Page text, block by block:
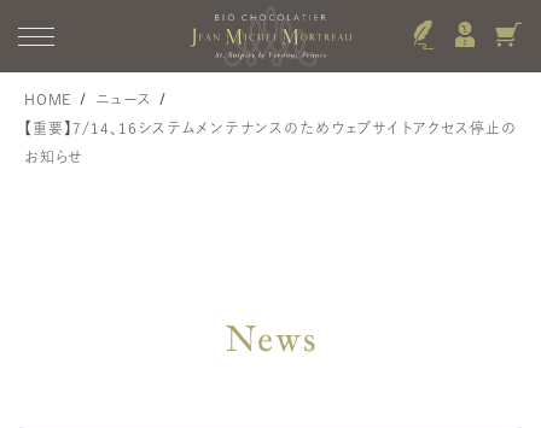
HOME
ニュース
【重要】7/14、16システムメンテナンスのためウェブサイトアクセス停止の
お知らせ
News